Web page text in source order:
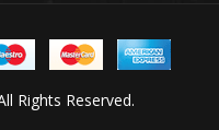
Rights Reserved.